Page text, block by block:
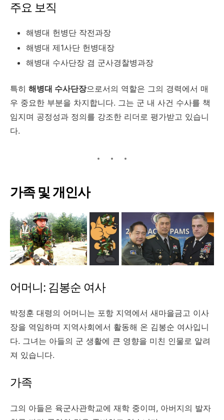
주요 보직
해병대 헌병단 작전과장
해병대 제1사단 헌병대장
해병대 수사단장 겸 군사경찰병과장
특히 해병대 수사단장으로서의 역할은 그의 경력에서 매
우 중요한 부분을 차지합니다. 그는 군 내 사건 수사를 책
임지며 공정성과 정의를 강조한 리더로 평가받고 있습니
다.
가족 및 개인사
어머니: 김봉순 여사
박정훈 대령의 어머니는 포항 지역에서 새마을금고 이사
장을 역임하며 지역사회에서 활동해 온 김봉순 여사입니
다. 그녀는 아들의 군 생활에 큰 영향을 미친 인물로 알려
져 있습니다.
가족
그의 아들은 육군사관학교에 재학 중이며, 아버지의 발자